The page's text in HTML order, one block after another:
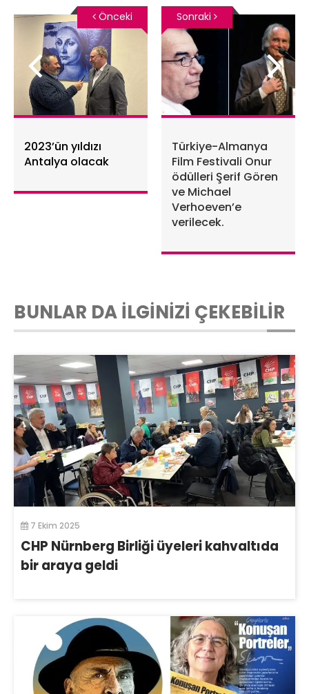
2023’ün yıldızı
Antalya olacak
Önceki
Türkiye-Almanya
Film Festivali Onur
ödülleri Şerif Gören
ve Michael
Verhoeven’e
verilecek.
Sonraki
BUNLAR DA İLGİNİZİ ÇEKEBİLİR
7 Ekim 2025
CHP Nürnberg Birliği üyeleri kahvaltıda
bir araya geldi